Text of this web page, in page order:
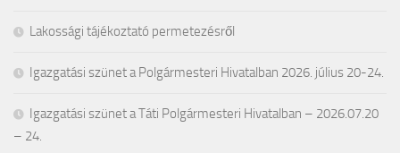
Lakossági tájékoztató permetezésről
Igazgatási szünet a Polgármesteri Hivatalban 2026. július 20-24.
Igazgatási szünet a Táti Polgármesteri Hivatalban – 2026.07.20
– 24.